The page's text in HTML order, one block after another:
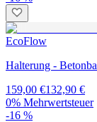
EcoFlow
Halterung -
159,00 €132,90 €
0% Mehrwertsteuer
-16 %